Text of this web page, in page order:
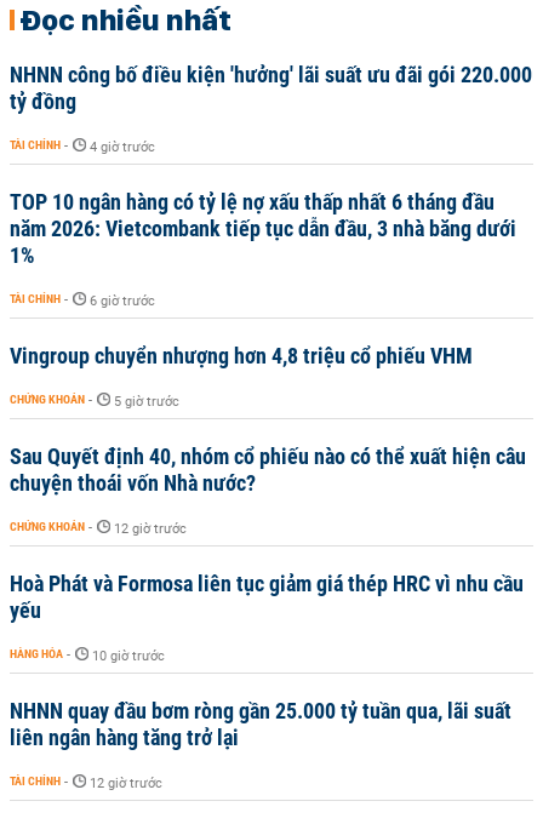
Đọc nhiều nhất
NHNN công bố điều kiện 'hưởng' lãi suất ưu đãi gói 220.000
tỷ đồng
TÀI CHÍNH - 4 giờ trước
TOP 10 ngân hàng có tỷ lệ nợ xấu thấp nhất 6 tháng đầu
năm 2026: Vietcombank tiếp tục dẫn đầu, 3 nhà băng dưới
1%
TÀI CHÍNH - 6 giờ trước
Vingroup chuyển nhượng hơn 4,8 triệu cổ phiếu VHM
CHỨNG KHOÁN - 5 giờ trước
Sau Quyết định 40, nhóm cổ phiếu nào có thể xuất hiện câu
chuyện thoái vốn Nhà nước?
CHỨNG KHOÁN - 12 giờ trước
Hoà Phát và Formosa liên tục giảm giá thép HRC vì nhu cầu
yếu
HÀNG HÓA - 10 giờ trước
NHNN quay đầu bơm ròng gần 25.000 tỷ tuần qua, lãi suất
liên ngân hàng tăng trở lại
TÀI CHÍNH - 12 giờ trước